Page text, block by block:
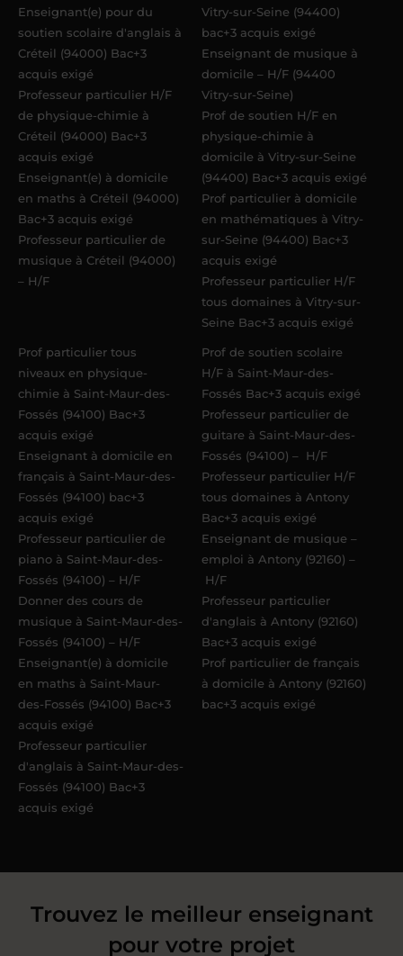
Enseignant(e) pour du
soutien scolaire d'anglais à
Créteil (94000) Bac+3
acquis exigé
Professeur particulier H/F
de physique-chimie à
Créteil (94000) Bac+3
acquis exigé
Enseignant(e) à domicile
en maths à Créteil (94000)
Bac+3 acquis exigé
Professeur particulier de
musique à Créteil (94000)
– H/F
Vitry-sur-Seine (94400)
bac+3 acquis exigé
Enseignant de musique à
domicile – H/F (94400
Vitry-sur-Seine)
Prof de soutien H/F en
physique-chimie à
domicile à Vitry-sur-Seine
(94400) Bac+3 acquis exigé
Prof particulier à domicile
en mathématiques à Vitry-
sur-Seine (94400) Bac+3
acquis exigé
Professeur particulier H/F
tous domaines à Vitry-sur-
Seine Bac+3 acquis exigé
Prof particulier tous
niveaux en physique-
chimie à Saint-Maur-des-
Fossés (94100) Bac+3
acquis exigé
Enseignant à domicile en
français à Saint-Maur-des-
Fossés (94100) bac+3
acquis exigé
Professeur particulier de
piano à Saint-Maur-des-
Fossés (94100) – H/F
Donner des cours de
musique à Saint-Maur-des-
Fossés (94100) – H/F
Enseignant(e) à domicile
en maths à Saint-Maur-
des-Fossés (94100) Bac+3
acquis exigé
Professeur particulier
d'anglais à Saint-Maur-des-
Fossés (94100) Bac+3
acquis exigé
Prof de soutien scolaire
H/F à Saint-Maur-des-
Fossés Bac+3 acquis exigé
Professeur particulier de
guitare à Saint-Maur-des-
Fossés (94100) – H/F
Professeur particulier H/F
tous domaines à Antony
Bac+3 acquis exigé
Enseignant de musique –
emploi à Antony (92160) –
H/F
Professeur particulier
d'anglais à Antony (92160)
Bac+3 acquis exigé
Prof particulier de français
à domicile à Antony (92160)
bac+3 acquis exigé
Trouvez le meilleur enseignant
pour votre projet